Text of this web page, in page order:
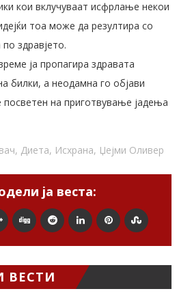
кои вклучуваат исфрлање некои
тоа може да резултира со
здравјето.
ја пропагира здравата
билки, а неодамна го објави
посветен на приготвување јадења
, Диета, Исхрана, Џејми Оливер
ја веста:
ВЕСТИ